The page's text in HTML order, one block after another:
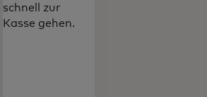
schnell zur
Kasse gehen.